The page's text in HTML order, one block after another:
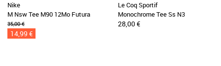
Nike
M Nsw Tee M90 12Mo Futura
35,00 €
14,99 €
Le Coq Sportif
Monochrome Tee Ss N3
28,00 €